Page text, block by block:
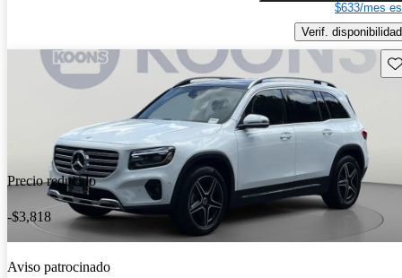
$633/mes
Verif. disponibilidad
Precio reducido
-$3,818
Aviso patrocinado